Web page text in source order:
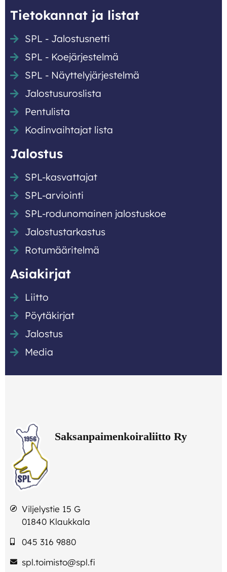
Tietokannat ja listat
SPL - Jalostusnetti
SPL - Koejärjestelmä
SPL - Näyttely­järjestelmä
Jalostusuroslista
Pentulista
Kodinvaihtajat lista
Jalostus
SPL-kasvattajat
SPL-arviointi
SPL-rodunomainen jalostuskoe
Jalostustarkastus
Rotumääritelmä
Asiakirjat
Liitto
Pöytäkirjat
Jalostus
Media
Viljelystie 15 G
01840 Klaukkala
045 316 9880
spl.toimisto@spl.fi